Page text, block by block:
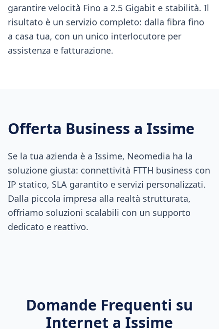
garantire velocità Fino a 2.5 Gigabit e stabilità. Il
risultato è un servizio completo: dalla fibra fino
a casa tua, con un unico interlocutore per
assistenza e fatturazione.
Offerta Business a Issime
Se la tua azienda è a Issime, Neomedia ha la
soluzione giusta: connettività FTTH business con
IP statico, SLA garantito e servizi personalizzati.
Dalla piccola impresa alla realtà strutturata,
offriamo soluzioni scalabili con un supporto
dedicato e reattivo.
Domande Frequenti su
Internet a Issime